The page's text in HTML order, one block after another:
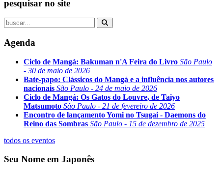
pesquisar no site
Agenda
Ciclo de Mangá: Bakuman n'A Feira do Livro São Paulo
- 30 de maio de 2026
Bate-papo: Clássicos do Mangá e a influência nos autores
nacionais São Paulo - 24 de maio de 2026
Ciclo de Mangá: Os Gatos do Louvre, de Taiyo
Matsumoto São Paulo - 21 de fevereiro de 2026
Encontro de lançamento Yomi no Tsugai - Daemons do
Reino das Sombras São Paulo - 15 de dezembro de 2025
todos os eventos
Seu Nome em Japonês